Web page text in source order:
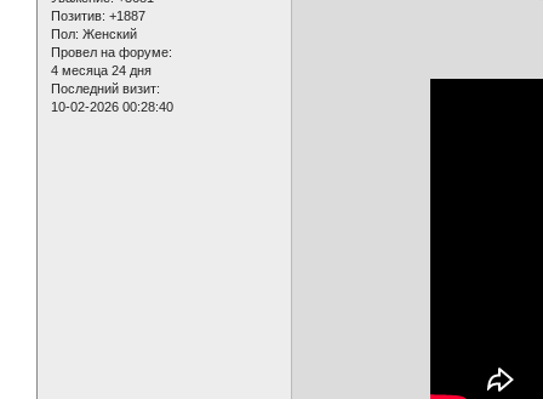
Позитив: +1887
Пол: Женский
Провел на форуме:
4 месяца 24 дня
Последний визит:
10-02-2026 00:28:40